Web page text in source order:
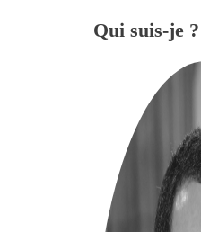
Qui suis-je ?